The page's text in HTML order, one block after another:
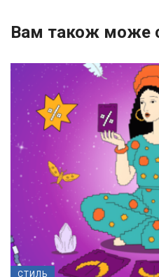
Вам також може
СТИЛЬ